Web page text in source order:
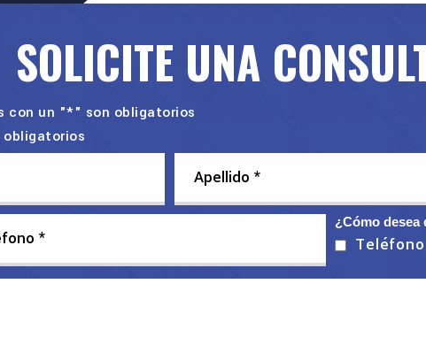
SOLICITE UNA
con un "*" son obligatorios
¿Cómo
Teléfono